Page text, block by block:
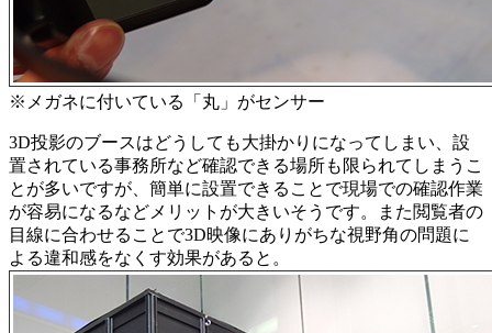
※メガネに付いている「丸」がセンサー
3D投影のブースはどうしても大掛かりになってしまい、設
置されている事務所など確認できる場所も限られてしまうこ
とが多いですが、簡単に設置できることで現場での確認作業
が容易になるなどメリットが大きいそうです。また閲覧者の
目線に合わせることで3D映像にありがちな視野角の問題に
よる違和感をなくす効果があると。